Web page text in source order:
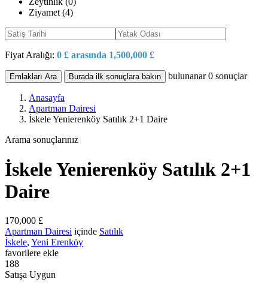
Ziyamet (4)
Fiyat Aralığı: 0 £ arasında 1,500,000 £
Emlakları Ara Burada ilk sonuçlara bakın bulunanar0 sonuçlar
Anasayfa
Apartman Dairesi
İskele Yenierenköy Satılık 2+1 Daire
Arama sonuçlarınız
İskele Yenierenköy Satılık 2+1
Daire
170,000 £
Apartman Dairesi içinde Satılık
İskele, Yeni Erenköy
favorilere ekle
188
Satışa Uygun